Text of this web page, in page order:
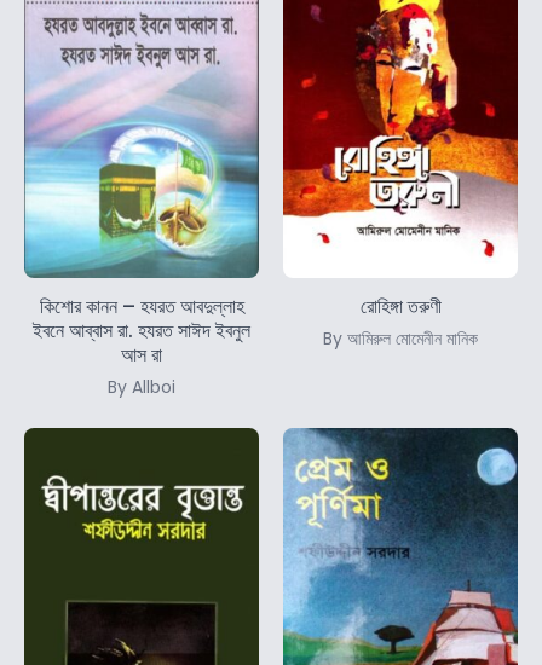
কিশোর কানন – হযরত আবদুল্লাহ
ইবনে আব্বাস রা. হযরত সাঈদ ইবনুল
আস রা
By Allboi
রোহিঙ্গা তরুণী
By আমিরুল মোমেনীন মানিক